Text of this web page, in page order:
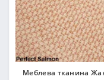
Меблева тканина